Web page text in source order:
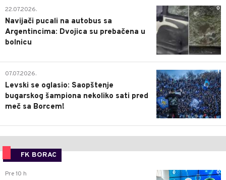
0
22.07.2026.
Navijači pucali na autobus sa
Argentincima: Dvojica su prebačena u
bolnicu
1
07.07.2026.
Levski se oglasio: Saopštenje
bugarskog šampiona nekoliko sati pred
meč sa Borcem!
FK BORAC
0
Pre 10 h